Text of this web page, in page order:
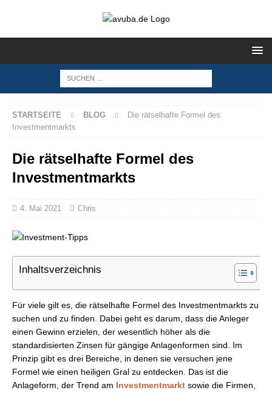
STARTSEITE BLOG
Die rätselhafte Formel des
Investmentmarkts
Die rätselhafte Formel des
Investmentmarkts
4. Mai 2021 Chris
Inhaltsverzeichnis
Für viele gilt es, die rätselhafte Formel des Investmentmarkts zu
suchen und zu finden. Dabei geht es darum, dass die Anleger
einen Gewinn erzielen, der wesentlich höher als die
standardisierten Zinsen für gängige Anlagenformen sind. Im
Prinzip gibt es drei Bereiche, in denen sie versuchen jene
Formel wie einen heiligen Gral zu entdecken. Das ist die
Anlageform, der Trend am Investmentmarkt sowie die Firmen,